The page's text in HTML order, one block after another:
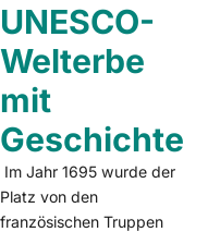
UNESCO-
Welterbe
mit
Geschichte
Im Jahr 1695 wurde der
Platz von den
französischen Truppen